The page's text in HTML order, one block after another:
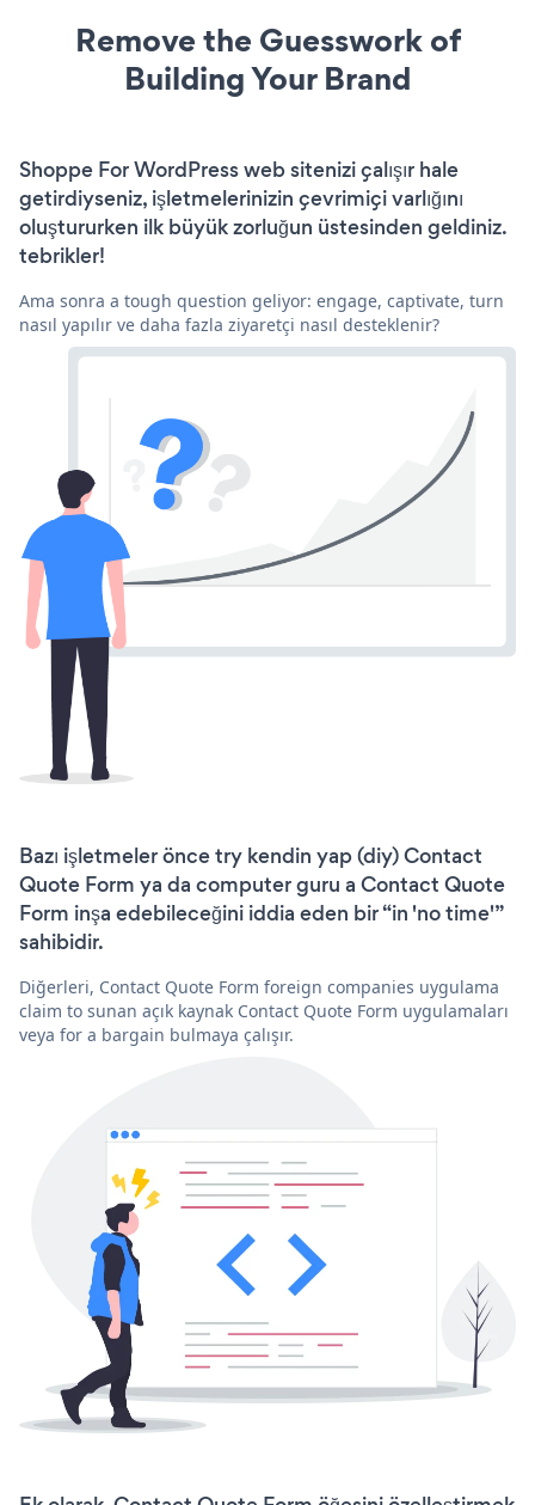
Remove the Guesswork of
Building Your Brand
Shoppe For WordPress web sitenizi çalışır hale
getirdiyseniz, işletmelerinizin çevrimiçi varlığını
oluştururken ilk büyük zorluğun üstesinden geldiniz.
tebrikler!
Ama sonra a tough question geliyor: engage, captivate, turn
nasıl yapılır ve daha fazla ziyaretçi nasıl desteklenir?
Bazı işletmeler önce try kendin yap (diy) Contact
Quote Form ya da computer guru a Contact Quote
Form inşa edebileceğini iddia eden bir “in 'no time'”
sahibidir.
Diğerleri, Contact Quote Form foreign companies uygulama
claim to sunan açık kaynak Contact Quote Form uygulamaları
veya for a bargain bulmaya çalışır.